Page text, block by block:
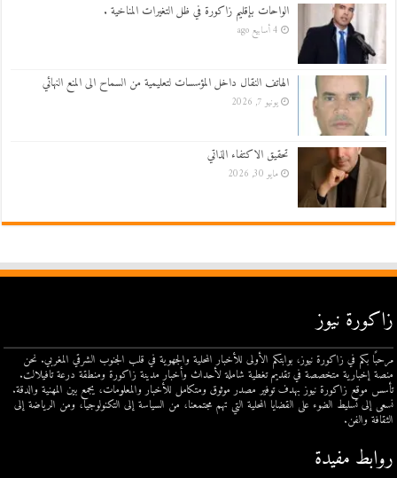
الواحات بإقليم زاكورة في ظل التغيرات المناخية .
4 أسابيع ago
الهاتف النقال داخل المؤسسات لتعليمية من السماح الى المنع النهائي
يونيو 7, 2026
تحقيق الاكتفاء الذاتي
مايو 30, 2026
زاكورة نيوز
مرحبًا بكم في زاكورة نيوز، بوابتكم الأولى للأخبار المحلية والجهوية في قلب الجنوب الشرقي المغربي. نحن
منصة إخبارية متخصصة في تقديم تغطية شاملة لأحداث وأخبار مدينة زاكورة ومنطقة درعة تافيلالت.
تأسس موقع زاكورة نيوز بهدف توفير مصدر موثوق ومتكامل للأخبار والمعلومات، يجمع بين المهنية والدقة.
نسعى إلى تسليط الضوء على القضايا المحلية التي تهم مجتمعنا، من السياسة إلى التكنولوجيا، ومن الرياضة إلى
الثقافة والفن.
روابط مفيدة